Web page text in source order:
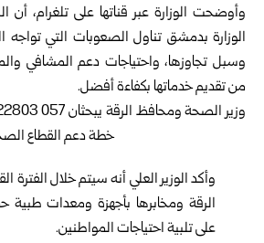
وأوضحت الوزارة عبر قناتها على تلغرام، أن
الوزارة بدمشق تناول الصعوبات التي
وسبل تجاوزها، واحتياجات دعم المشافي
من تقديم خدماتها بكفاءة أفضل.
وأكد الوزيرالعلي أنه سيتم خلال الفترة
الرقة ومخابرها بأجهزة ومعدات طبية
على تلبية احتياجات المواطنين.